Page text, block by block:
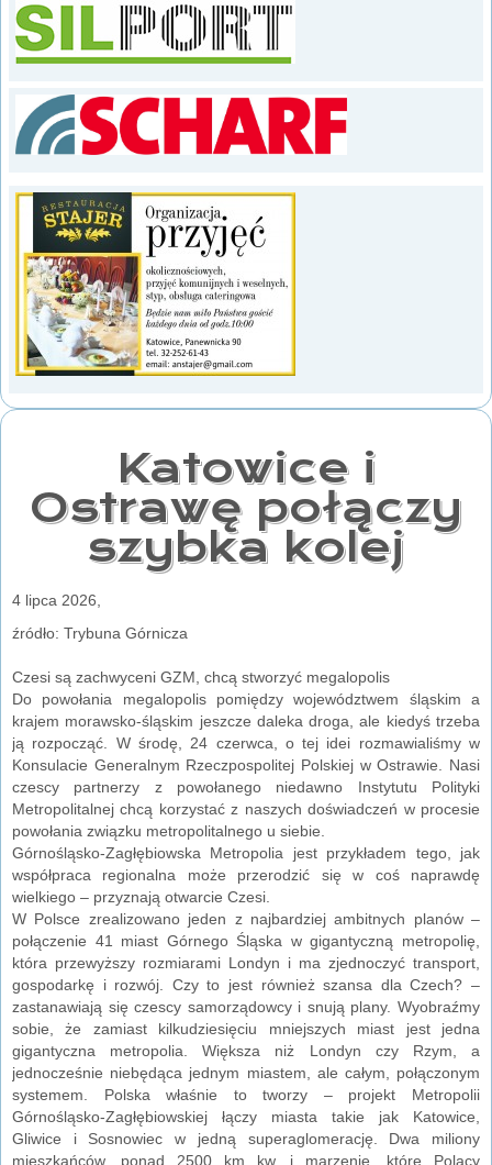
Katowice i
Ostrawę połączy
szybka kolej
4 lipca 2026,
źródło: Trybuna Górnicza
Czesi są zachwyceni GZM, chcą stworzyć megalopolis
Do powołania megalopolis pomiędzy województwem śląskim a
krajem morawsko-śląskim jeszcze daleka droga, ale kiedyś trzeba
ją rozpocząć. W środę, 24 czerwca, o tej idei rozmawialiśmy w
Konsulacie Generalnym Rzeczpospolitej Polskiej w Ostrawie. Nasi
czescy partnerzy z powołanego niedawno Instytutu Polityki
Metropolitalnej chcą korzystać z naszych doświadczeń w procesie
powołania związku metropolitalnego u siebie.
Górnośląsko-Zagłębiowska Metropolia jest przykładem tego, jak
współpraca regionalna może przerodzić się w coś naprawdę
wielkiego – przyznają otwarcie Czesi.
W Polsce zrealizowano jeden z najbardziej ambitnych planów –
połączenie 41 miast Górnego Śląska w gigantyczną metropolię,
która przewyższy rozmiarami Londyn i ma zjednoczyć transport,
gospodarkę i rozwój. Czy to jest również szansa dla Czech? –
zastanawiają się czescy samorządowcy i snują plany. Wyobraźmy
sobie, że zamiast kilkudziesięciu mniejszych miast jest jedna
gigantyczna metropolia. Większa niż Londyn czy Rzym, a
jednocześnie niebędąca jednym miastem, ale całym, połączonym
systemem. Polska właśnie to tworzy – projekt Metropolii
Górnośląsko-Zagłębiowskiej łączy miasta takie jak Katowice,
Gliwice i Sosnowiec w jedną superaglomerację. Dwa miliony
mieszkańców, ponad 2500 km kw. i marzenie, które Polacy